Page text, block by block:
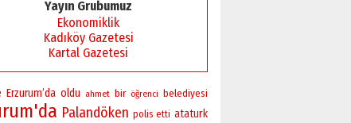
02 Ağustos 2026 Pazar
Yayın Grubumuz
Ekonomiklik
Kadıköy Gazetesi
Kartal Gazetesi
Erzurum’da oldu ahmet bir öğrenci belediyesi
Palandöken polis etti ataturk